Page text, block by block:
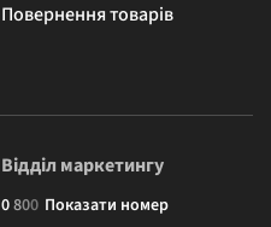
Повернення товарів
Відділ маркетингу
0800 Показати номер